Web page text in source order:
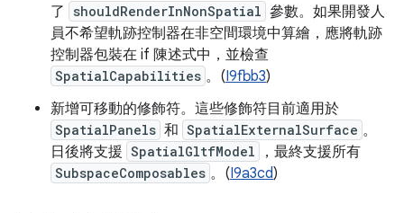
了
shouldRenderInNonSpatial 參數。如果開發人
員不希望軌跡控制器在非空間環境中算繪，應將軌跡
控制器包裝在 if 陳述式中，並檢查
SpatialCapabilities 。(I9fbb3)
新增可移動的修飾符。這些修飾符目前適用於
SpatialPanels 和 SpatialExternalSurface 。
日後將支援 SpatialGltfModel ，最終支援所有
SubspaceComposables 。(I9a3cd)